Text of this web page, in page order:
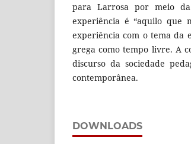
para Larrosa por meio
experiência é “aquilo que
experiência com o tema da
grega como tempo livre. A
discurso da sociedade
contemporânea.
DOWNLOADS